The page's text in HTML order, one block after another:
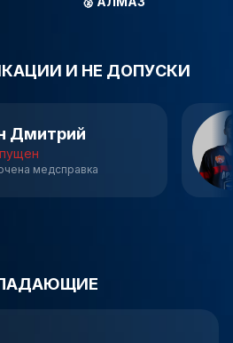
И НЕ ДОПУСКИ
Дмитрий
медсправка